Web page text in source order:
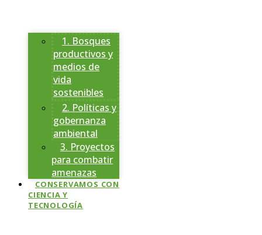
1. Bosques
productivos y
medios de
vida
sostenibles
2. Políticas y
gobernanza
ambiental
3. Proyectos
para combatir
amenazas
CONSERVAMOS CON
CIENCIA Y
TECNOLOGÍA